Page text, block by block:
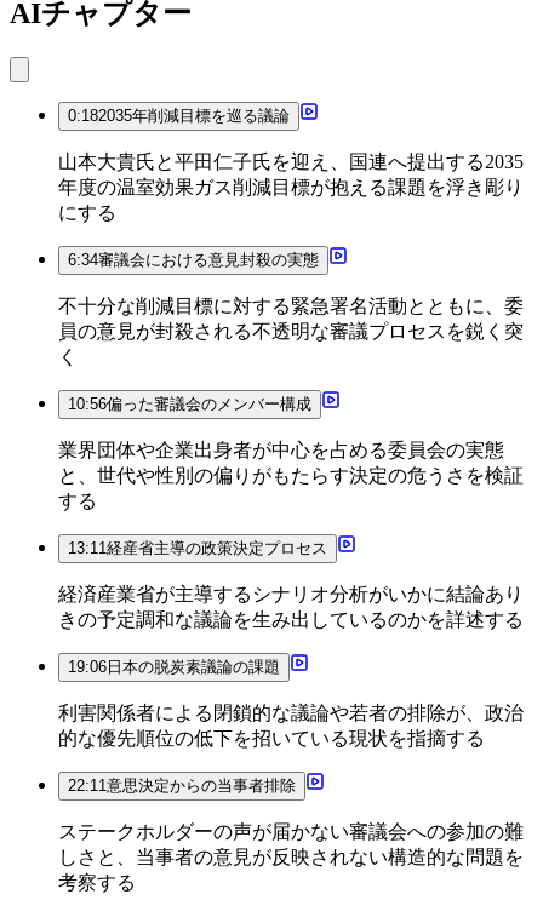
AIチャプター
0:182035年削減目標を巡る議論
山本大貴氏と平田仁子氏を迎え、国連へ提出する2035
年度の温室効果ガス削減目標が抱える課題を浮き彫り
にする
6:34審議会における意見封殺の実態
不十分な削減目標に対する緊急署名活動とともに、委
員の意見が封殺される不透明な審議プロセスを鋭く突
く
10:56偏った審議会のメンバー構成
業界団体や企業出身者が中心を占める委員会の実態
と、世代や性別の偏りがもたらす決定の危うさを検証
する
13:11経産省主導の政策決定プロセス
経済産業省が主導するシナリオ分析がいかに結論あり
きの予定調和な議論を生み出しているのかを詳述する
19:06 日本の脱炭素議論の課題
利害関係者による閉鎖的な議論や若者の排除が、政治
的な優先順位の低下を招いている現状を指摘する
22:11意思決定からの当事者排除
ステークホルダーの声が届かない審議会への参加の難
しさと、当事者の意見が反映されない構造的な問題を
考察する